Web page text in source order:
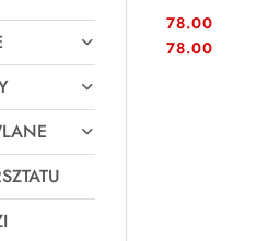
Cena:
78.00
Cena:
78.00